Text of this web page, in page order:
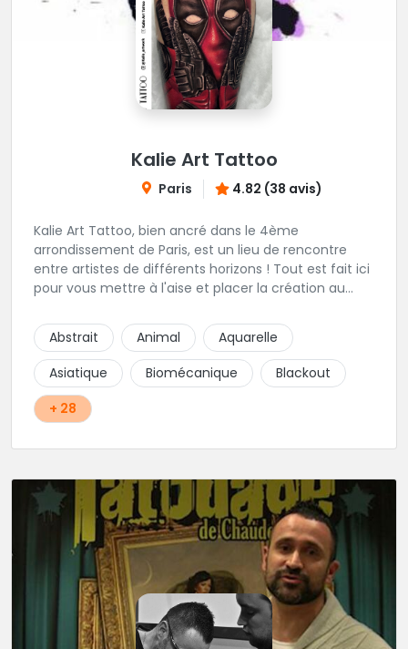
Kalie Art Tattoo
Paris 4.82 (38 avis)
Kalie Art Tattoo, bien ancré dans le 4ème
arrondissement de Paris, est un lieu de rencontre
entre artistes de différents horizons ! Tout est fait ici
pour vous mettre à l'aise et placer la création au
Abstrait
Animal
Aquarelle
Asiatique
Biomécanique
Blackout
+ 28